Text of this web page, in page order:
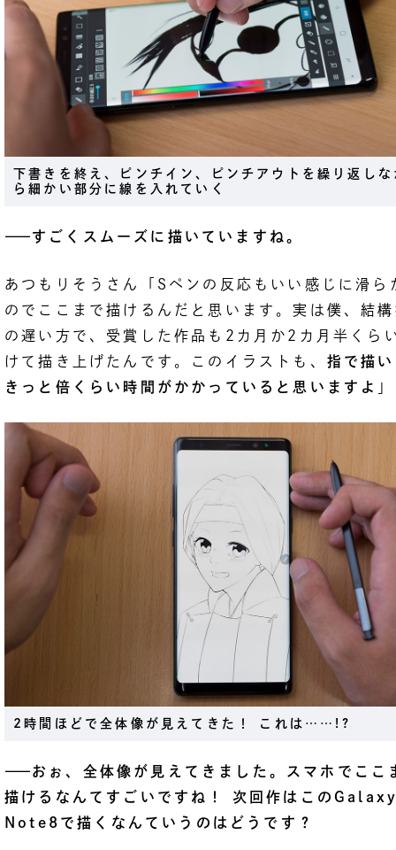
下書きを終え、ピンチイン、ピンチアウトを繰り返しな
ら細かい部分に線を入れていく
―― すごくスムーズに描いていますね。
あつもりそうさん「Sペンの反応もいい感じに滑ら
のでここまで描けるんだと思います。実は僕、結
の遅い方で、受賞した作品も2カ月か2カ月半くら
けて描き上げたんです。このイラストも、 指で描
きっと倍くらい時間がかかっていると思いますよ 」
2時間ほどで全体像が見えてきた！ これは……!?
―― おぉ、全体像が見えてきました。スマホでここ
描けるなんてすごいですね！ 次回作はこの
Note8で描くなんていうのはどうです？